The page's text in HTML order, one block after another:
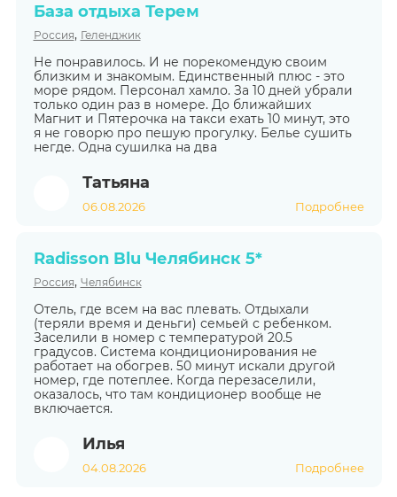
База отдыха Терем
Россия, Геленджик
Не понравилось. И не порекомендую своим
близким и знакомым. Единственный плюс - это
море рядом. Персонал хамло. За 10 дней убрали
только один раз в номере. До ближайших
Магнит и Пятерочка на такси ехать 10 минут, это
я не говорю про пешую прогулку. Белье сушить
негде. Одна сушилка на два
Татьяна
06.08.2026 Подробнее
Radisson Blu Челябинск 5*
Россия, Челябинск
Отель, где всем на вас плевать. Отдыхали
(теряли время и деньги) семьей с ребенком.
Заселили в номер с температурой 20.5
градусов. Система кондиционирования не
работает на обогрев. 50 минут искали другой
номер, где потеплее. Когда перезаселили,
оказалось, что там кондиционер вообще не
включается.
Илья
04.08.2026 Подробнее